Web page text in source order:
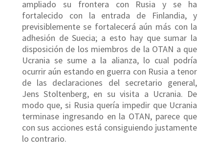
ampliado su frontera con Rusia y se ha
fortalecido con la entrada de Finlandia, y
previsiblemente se fortalecerá aún más con la
adhesión de Suecia; a esto hay que sumar la
disposición de los miembros de la OTAN a que
Ucrania se sume a la alianza, lo cual podría
ocurrir aún estando en guerra con Rusia a tenor
de las declaraciones del secretario general,
Jens Stoltenberg, en su visita a Ucrania. De
modo que, si Rusia quería impedir que Ucrania
terminase ingresando en la OTAN, parece que
con sus acciones está consiguiendo justamente
lo contrario.